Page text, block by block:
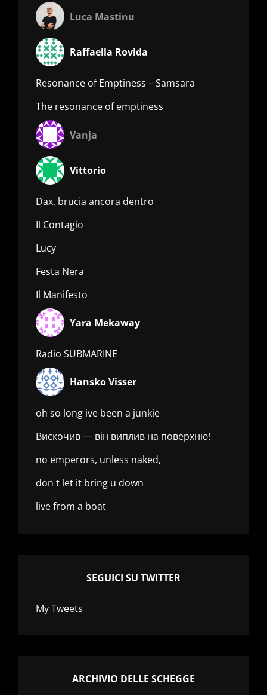
Luca Mastinu
Raffaella Rovida
Resonance of Emptiness – Samsara
The resonance of emptiness
Vanja
Vittorio
Dax, brucia ancora dentro
Il Contagio
Lucy
Festa Nera
Il Manifesto
Yara Mekaway
Radio SUBMARINE
Hansko Visser
oh so long ive been a junkie
Вискочив — він виплив на поверхню!
no emperors, unless naked,
don t let it bring u down
live from a boat
SEGUICI SU TWITTER
My Tweets
ARCHIVIO DELLE SCHEGGE